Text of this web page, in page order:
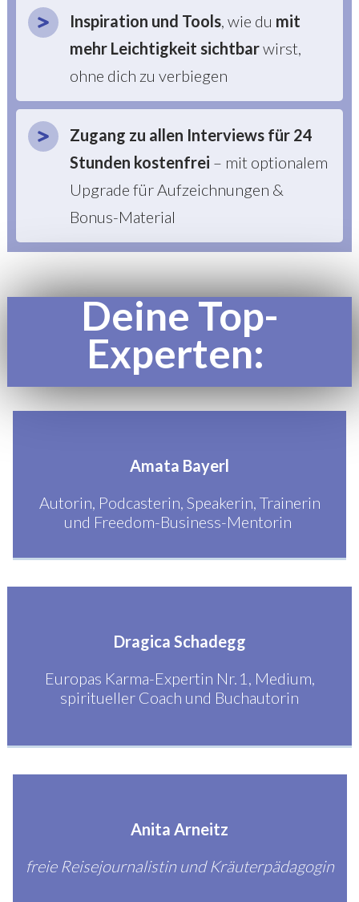
Inspiration und Tools, wie du mit
mehr Leichtigkeit sichtbarwirst,
ohne dich zu verbiegen
Zugang zu allen Interviews für 24
Stunden kostenfrei – mit optionalem
Upgrade für Aufzeichnungen &
Bonus-Material
Deine Top-
Experten:
Amata Bayerl
Autorin, Podcasterin, Speakerin, Trainerin
und Freedom-Business-Mentorin
Dragica Schadegg
Europas Karma-Expertin Nr. 1, Medium,
spiritueller Coach und Buchautorin
Anita Arneitz
freie Reisejournalistin und Kräuterpädagogin